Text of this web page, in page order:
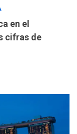
en el
cifras de